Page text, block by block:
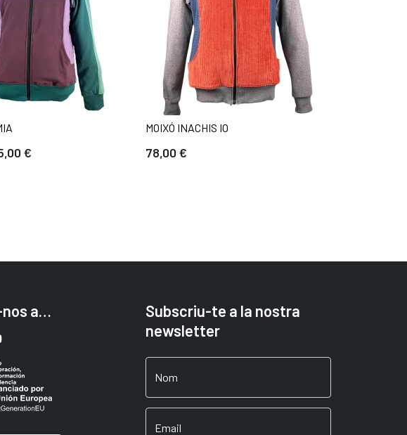
€
MOIXÓ INACHIS IO
78,00 €
nos a…
Subscriu-te a la nostra
newsletter
Nom
Email